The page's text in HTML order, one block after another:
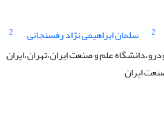
2 سلمان ابراهیمی نژاد رفسنجانی
2
علم و صنعت ایران،تهران،ایران
ایران